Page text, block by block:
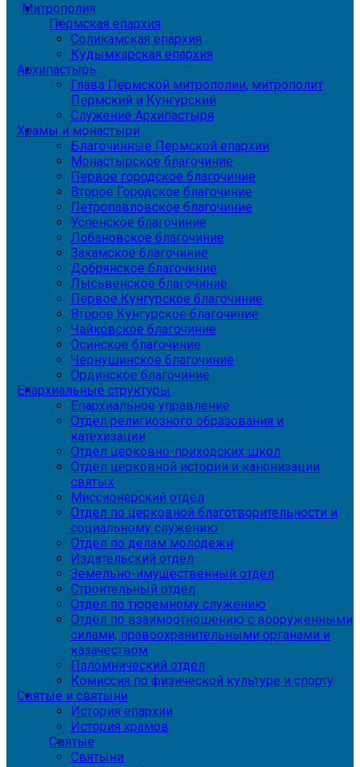
Митрополия
Пермская епархия
Соликамская епархия
Кудымкарская епархия
Архипастырь
Глава Пермской митрополии, митрополит
Пермский и Кунгурский
Служение Архипастыря
Храмы и монастыри
Благочинные Пермской епархии
Монастырское благочиние
Первое городское благочиние
Второе Городское благочиние
Петропавловское благочиние
Успенское благочиние
Лобановское благочиние
Закамское благочиние
Добрянское благочиние
Лысьвенское благочиние
Первое Кунгурское благочиние
Второе Кунгурское благочиние
Чайковское благочиние
Осинское благочиние
Чернушинское благочиние
Ординское благочиние
Епархиальные структуры
Епархиальное управление
Отдел религиозного образования и
катехизации
Отдел церковно-приходских школ
Отдел церковной истории и канонизации
святых
Миссионерский отдел
Отдел по церковной благотворительности и
социальному служению
Отдел по делам молодежи
Издательский отдел
Земельно-имущественный отдел
Строительный отдел
Отдел по тюремному служению
Отдел по взаимоотношению с вооруженными
силами, правоохранительными органами и
казачеством
Паломнический отдел
Комиссия по физической культуре и спорту
Святые и святыни
История епархии
История храмов
Святые
Святыни